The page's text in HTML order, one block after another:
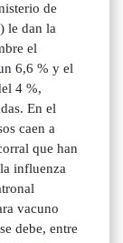
de
le dan la
el
6,6 % y el
4 %,
En el
caen a
que han
influenza
vacuno
debe, entre